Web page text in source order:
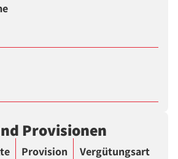
Provisionen
Provision
Vergütungsart